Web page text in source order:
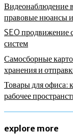
Видеонаблюдение
правовые нюансы и
SEO продвижение
систем
Самосборные
хранения и
Товары для офиса:
рабочее
explore more